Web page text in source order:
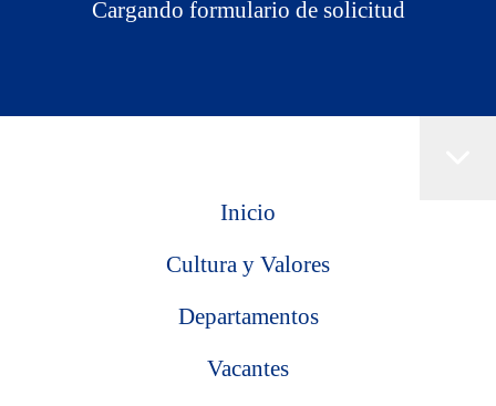
Cargando formulario de solicitud
Inicio
Cultura y Valores
Departamentos
Vacantes